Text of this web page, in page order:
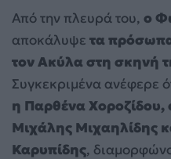
Από την πλευρά του, ο
αποκάλυψε τα
τον Ακύλα στη σκηνή
Συγκεκριμένα ανέφερε
η Παρθένα
Μιχάλης Μιχαηλίδης
Καρυπίδης,